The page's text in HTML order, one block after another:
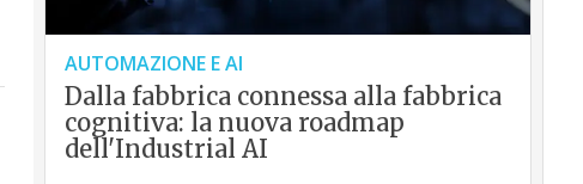
AUTOMAZIONE E AI
Dalla fabbrica connessa alla fabbrica
cognitiva: la nuova roadmap
dell'Industrial AI